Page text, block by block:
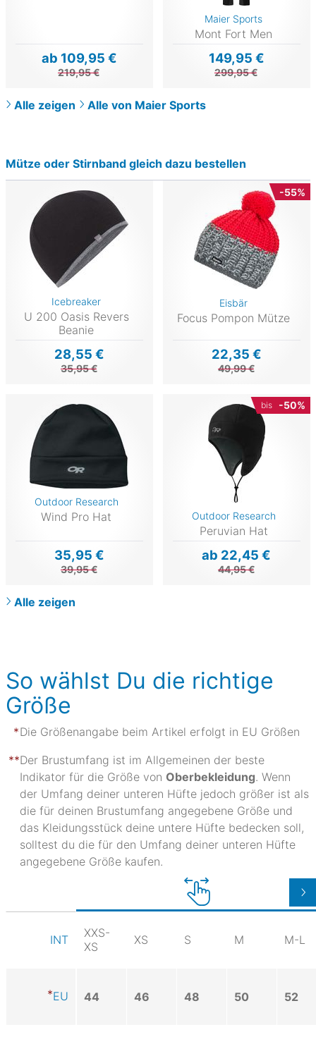
ab 109,95 €
219,95 €
Maier Sports
Mont Fort Men
149,95 €
299,95 €
Alle zeigen Alle von Maier Sports
Mütze oder Stirnband gleich dazu bestellen
Icebreaker
U 200 Oasis Revers
Beanie
28,55 €
35,95 €
-55%
Eisbär
Focus Pompon Mütze
22,35 €
49,99 €
Outdoor Research
Wind Pro Hat
35,95 €
39,95 €
bis -50%
Outdoor Research
Peruvian Hat
ab 22,45 €
44,95 €
Alle zeigen
So wählst Du die richtige
Größe
Die Größenangabe beim Artikel erfolgt in EU Größen
Der Brustumfang ist im Allgemeinen der beste
Indikator für die Größe von Oberbekleidung. Wenn
der Umfang deiner unteren Hüfte jedoch größer ist als
die für deinen Brustumfang angegebene Größe und
das Kleidungsstück deine untere Hüfte bedecken soll,
solltest du die für den Umfang deiner unteren Hüfte
angegebene Größe kaufen.
INT
XXS-
XS
XS S M M-L
EU 44 46 48 50 52